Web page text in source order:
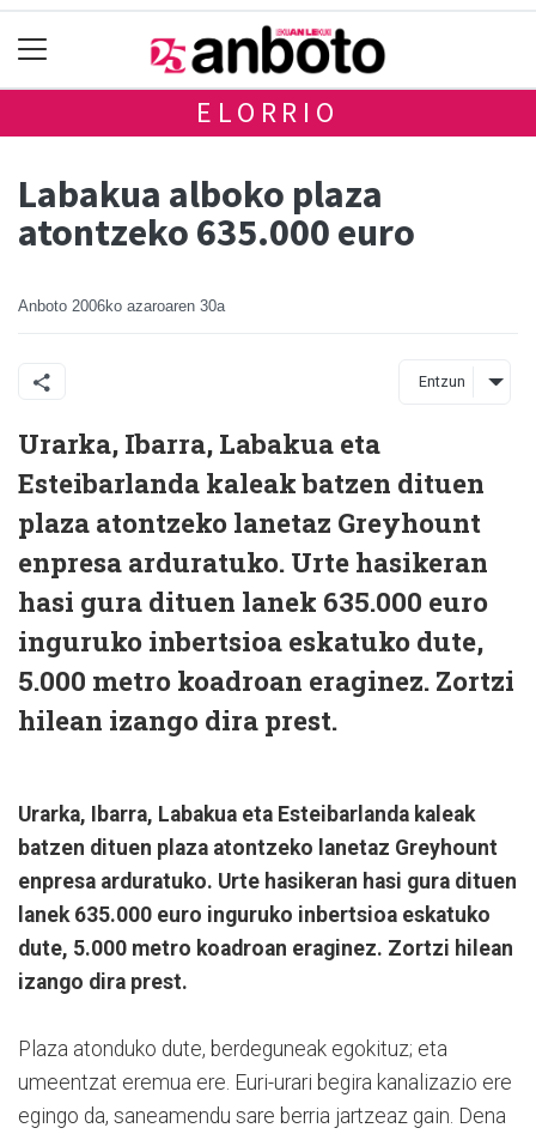
ELORRIO
Labakua alboko plaza
atontzeko 635.000 euro
Anboto 2006ko azaroaren 30a
Entzun
Urarka, Ibarra, Labakua eta
Esteibarlanda kaleak batzen dituen
plaza atontzeko lanetaz Greyhount
enpresa arduratuko. Urte hasikeran
hasi gura dituen lanek 635.000 euro
inguruko inbertsioa eskatuko dute,
5.000 metro koadroan eraginez. Zortzi
hilean izango dira prest.
Urarka, Ibarra, Labakua eta Esteibarlanda kaleak
batzen dituen plaza atontzeko lanetaz Greyhount
enpresa arduratuko. Urte hasikeran hasi gura dituen
lanek 635.000 euro inguruko inbertsioa eskatuko
dute, 5.000 metro koadroan eraginez. Zortzi hilean
izango dira prest.
Plaza atonduko dute, berdeguneak egokituz; eta
umeentzat eremua ere. Euri-urari begira kanalizazio ere
egingo da, saneamendu sare berria jartzeaz gain. Dena